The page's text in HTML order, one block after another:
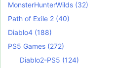
MonsterHunterWilds (32)
Path of Exile 2 (40)
Diablo4 (188)
PS5 Games (272)
Diablo2-PS5 (124)